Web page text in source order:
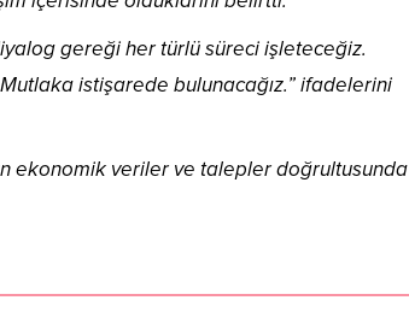
gereği her türlü süreci işleteceğiz.
istişarede bulunacağız.” ifadelerini
ekonomik veriler ve talepler doğrultusunda